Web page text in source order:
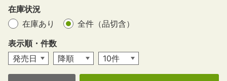
在庫状況
在庫あり
全件（品切含）
表示順・件数